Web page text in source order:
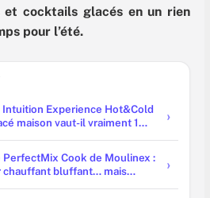
et cocktails glacés en un rien
pour l’été.
Intuition Experience Hot&Cold
maison vaut-il vraiment 1
PerfectMix Cook de Moulinex :
chauffant bluffant… mais